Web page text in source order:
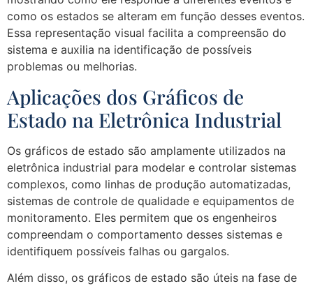
como os estados se alteram em função desses eventos.
Essa representação visual facilita a compreensão do
sistema e auxilia na identificação de possíveis
problemas ou melhorias.
Aplicações dos Gráficos de
Estado na Eletrônica Industrial
Os gráficos de estado são amplamente utilizados na
eletrônica industrial para modelar e controlar sistemas
complexos, como linhas de produção automatizadas,
sistemas de controle de qualidade e equipamentos de
monitoramento. Eles permitem que os engenheiros
compreendam o comportamento desses sistemas e
identifiquem possíveis falhas ou gargalos.
Além disso, os gráficos de estado são úteis na fase de